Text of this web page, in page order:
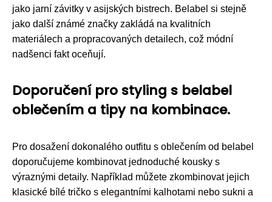
jako jarní závitky v asijských bistrech. Belabel si stejně
jako další známé značky zakládá na kvalitních
materiálech a propracovaných detailech, což módní
nadšenci fakt oceňují.
Doporučení pro styling s belabel
oblečením a tipy na kombinace.
Pro dosažení dokonalého outfitu s oblečením od belabel
doporučujeme kombinovat jednoduché kousky s
výraznými detaily. Například můžete zkombinovat jejich
klasické bílé tričko s elegantními kalhotami nebo sukni a